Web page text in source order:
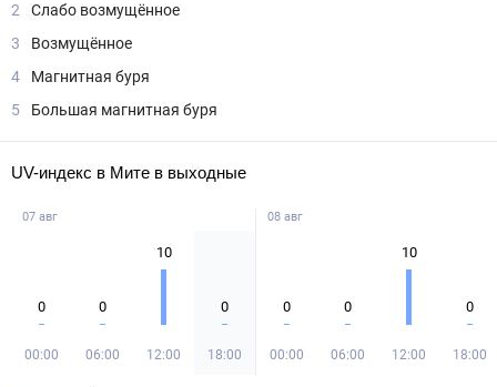
2
Слабо возмущённое
3
Возмущённое
4
Магнитная буря
5
Большая магнитная буря
UV-индекс в Мите в выходные
07 авг
0
00:00
0
06:00
10
12:00
0
18:00
08 авг
0
00:00
0
06:00
10
12:00
0
18:00